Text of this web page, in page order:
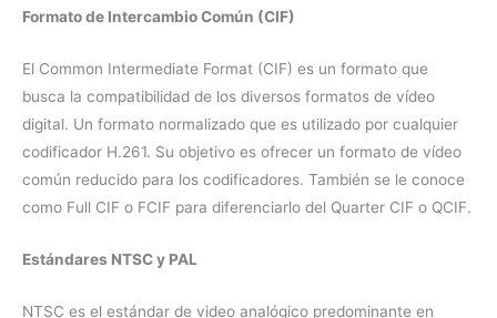
Formato de Intercambio Común (CIF)
El Common Intermediate Format (CIF) es un formato que
busca la compatibilidad de los diversos formatos de vídeo
digital. Un formato normalizado que es utilizado por cualquier
codificador H.261. Su objetivo es ofrecer un formato de vídeo
común reducido para los codificadores. También se le conoce
como Full CIF o FCIF para diferenciarlo del Quarter CIF o QCIF.
Estándares NTSC y PAL
NTSC es el estándar de video analógico predominante en